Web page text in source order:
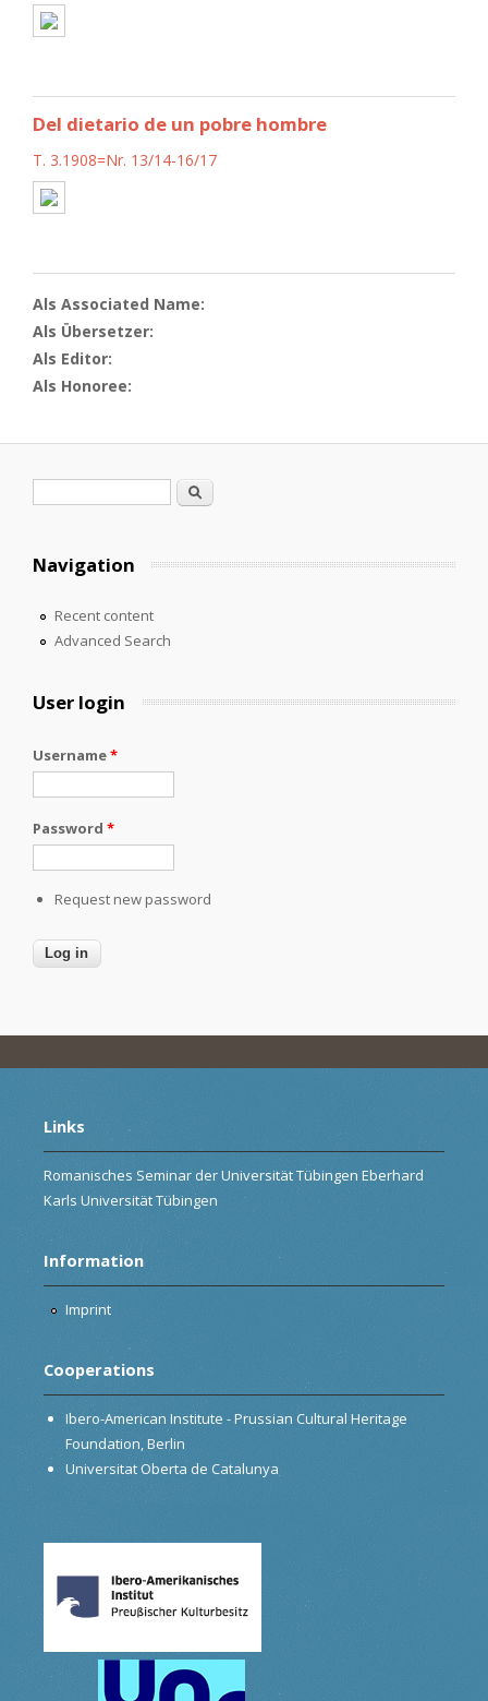
Del dietario de un pobre hombre
T. 3.1908=Nr. 13/14-16/17
Als Associated Name:
Als Übersetzer:
Als Editor:
Als Honoree:
Search
Navigation
Recent content
Advanced Search
User login
Username*
Password *
Request new password
Links
Romanisches Seminar der Universität Tübingen Eberhard
Karls Universität Tübingen
Information
Imprint
Cooperations
Ibero-American Institute - Prussian Cultural Heritage
Foundation, Berlin
Universitat Oberta de Catalunya